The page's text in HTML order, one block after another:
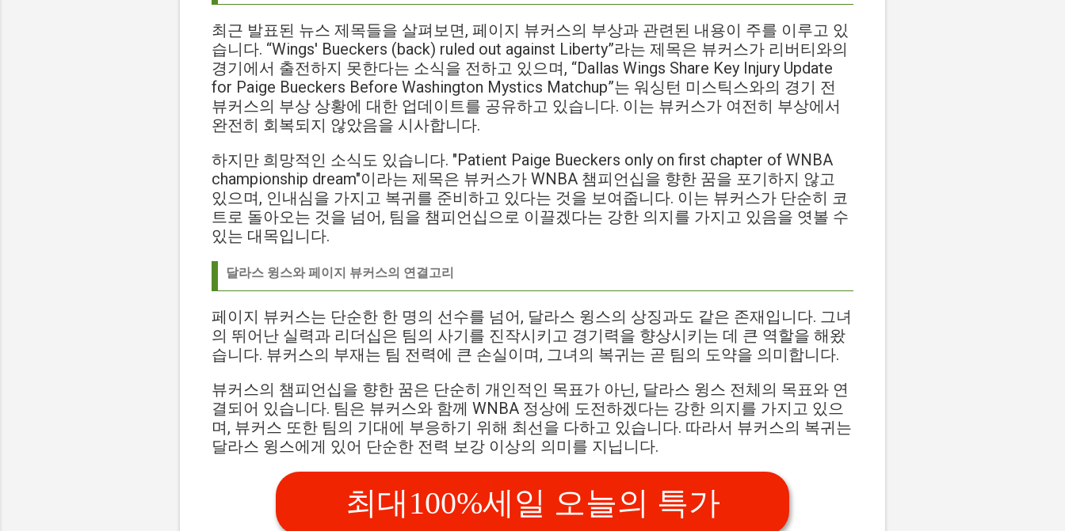
최근 발표된 뉴스 제목들을 살펴보면, 페이지 뷰커스의 부상과 관련된 내용이 주를 이루고 있
습니다. “Wings' Bueckers (back) ruled out against Liberty”라는 제목은 뷰커스가 리버티와의
경기에서 출전하지 못한다는 소식을 전하고 있으며, “Dallas Wings Share Key Injury Update
for Paige Bueckers Before Washington Mystics Matchup”는 워싱턴 미스틱스와의 경기 전
뷰커스의 부상 상황에 대한 업데이트를 공유하고 있습니다. 이는 뷰커스가 여전히 부상에서
완전히 회복되지 않았음을 시사합니다.
하지만 희망적인 소식도 있습니다. "Patient Paige Bueckers only on first chapter of WNBA
championship dream"이라는 제목은 뷰커스가 WNBA 챔피언십을 향한 꿈을 포기하지 않고
있으며, 인내심을 가지고 복귀를 준비하고 있다는 것을 보여줍니다. 이는 뷰커스가 단순히 코
트로 돌아오는 것을 넘어, 팀을 챔피언십으로 이끌겠다는 강한 의지를 가지고 있음을 엿볼 수
있는 대목입니다.
달라스 윙스와 페이지 뷰커스의 연결고리
페이지 뷰커스는 단순한 한 명의 선수를 넘어, 달라스 윙스의 상징과도 같은 존재입니다. 그녀
의 뛰어난 실력과 리더십은 팀의 사기를 진작시키고 경기력을 향상시키는 데 큰 역할을 해왔
습니다. 뷰커스의 부재는 팀 전력에 큰 손실이며, 그녀의 복귀는 곧 팀의 도약을 의미합니다.
뷰커스의 챔피언십을 향한 꿈은 단순히 개인적인 목표가 아닌, 달라스 윙스 전체의 목표와 연
결되어 있습니다. 팀은 뷰커스와 함께 WNBA 정상에 도전하겠다는 강한 의지를 가지고 있으
며, 뷰커스 또한 팀의 기대에 부응하기 위해 최선을 다하고 있습니다. 따라서 뷰커스의 복귀는
달라스 윙스에게 있어 단순한 전력 보강 이상의 의미를 지닙니다.
최대100%세일 오늘의 특가